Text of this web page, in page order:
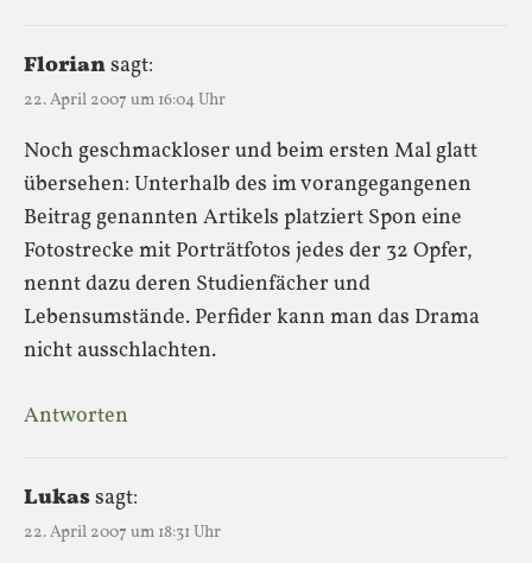
Floriansagt:
22. April 2007 um 16:04 Uhr
Noch geschmackloser und beim ersten Mal glatt
übersehen: Unterhalb des im vorangegangenen
Beitrag genannten Artikels platziert Spon eine
Fotostrecke mit Porträtfotos jedes der 32 Opfer,
nennt dazu deren Studienfächer und
Lebensumstände. Perfider kann man das Drama
nicht ausschlachten.
Antworten
Lukassagt:
22. April 2007 um 18:31 Uhr